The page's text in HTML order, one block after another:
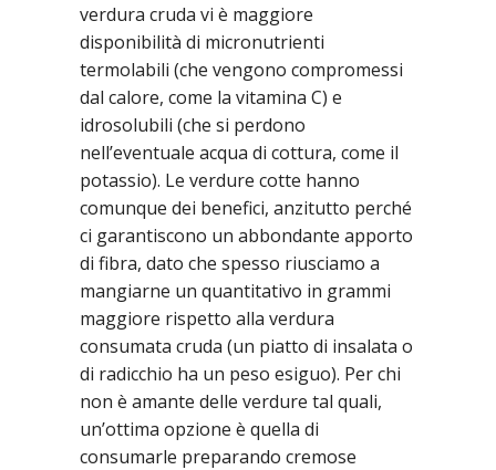
verdura cruda vi è maggiore
disponibilità di micronutrienti
termolabili (che vengono compromessi
dal calore, come la vitamina C) e
idrosolubili (che si perdono
nell’eventuale acqua di cottura, come il
potassio). Le verdure cotte hanno
comunque dei benefici, anzitutto perché
ci garantiscono un abbondante apporto
di fibra, dato che spesso riusciamo a
mangiarne un quantitativo in grammi
maggiore rispetto alla verdura
consumata cruda (un piatto di insalata o
di radicchio ha un peso esiguo). Per chi
non è amante delle verdure tal quali,
un’ottima opzione è quella di
consumarle preparando cremose